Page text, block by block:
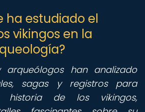
ha estudiado el
vikingos en la
arqueólogos han analizado
sagas y registros para
historia de los vikingos,